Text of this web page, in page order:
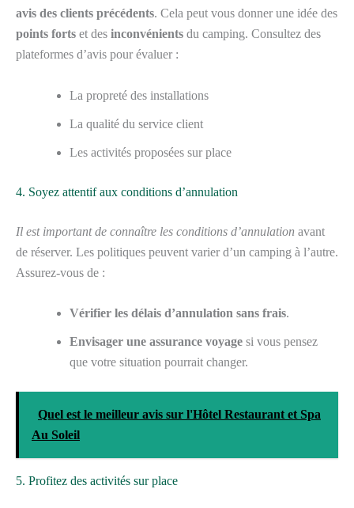
avis des clients précédents. Cela peut vous donner une idée des
points forts et des inconvénients du camping. Consultez des
plateformes d’avis pour évaluer :
La propreté des installations
La qualité du service client
Les activités proposées sur place
4. Soyez attentif aux conditions d’annulation
Il est important de connaître les conditions d’annulation avant
de réserver. Les politiques peuvent varier d’un camping à l’autre.
Assurez-vous de :
Vérifier les délais d’annulation sans frais.
Envisager une assurance voyage si vous pensez
que votre situation pourrait changer.
Quel est le meilleur avis sur l'Hôtel Restaurant et Spa
Au Soleil
5. Profitez des activités sur place